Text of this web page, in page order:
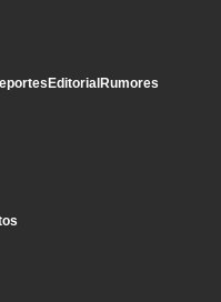
EditorialRumores